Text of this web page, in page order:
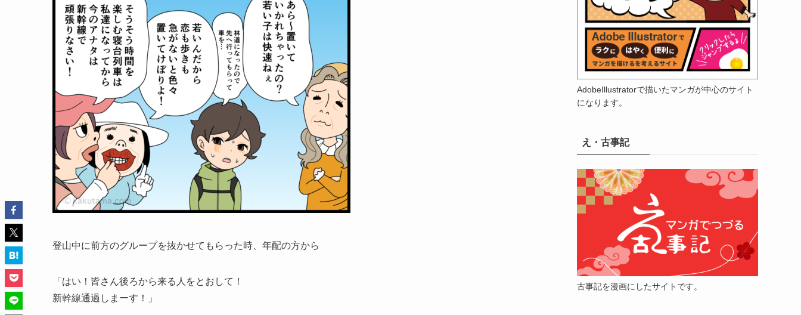
登山中に前方のグループを抜かせてもらった時、年配の方から
「はい！皆さん後ろから来る人をとおして！
新幹線通過しまーす！
」
AdobeIllustratorで描いたマンガが中心のサイト
になります。
え・古事記
古事記を漫画にしたサイトです。